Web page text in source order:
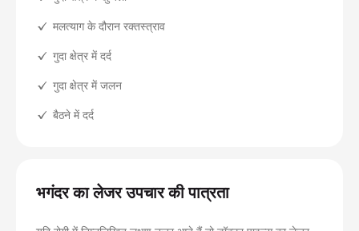
मलत्याग के दौरान रक्तस्त्राव
गुदा क्षेत्र में दर्द
गुदा क्षेत्र में जलन
बैठने में दर्द
भगंदर का लेजर उपचार की पात्रता